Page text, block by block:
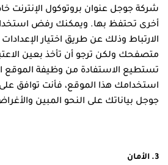
شركة جوجل عنوان بروتوكول الإنترنت
أخرى تحتفظ بها. ويمكنك رفض
الارتباط وذلك عن طريق اختيار
متصفحك ولكن ترجو أن تأخذ بعين
تستطيع الاستفادة من وظيفة الموقع
استخدامك هذا الموقع، فأنت توافق
جوجل بياناتك على النحو المبين
3. الأمان